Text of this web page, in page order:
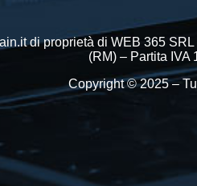
di proprietà di WEB 365
(RM) – Partita IVA
Copyright © 2025 –